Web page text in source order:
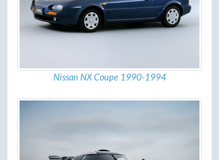
Nissan NX Coupe 1990-1994